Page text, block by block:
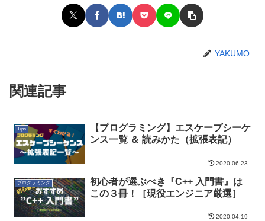
YAKUMO
関連記事
Tips
【プログラミング】エスケープシーケ
ンス一覧 ＆ 読みかた（拡張表記）
2020.06.23
プログラミング
初心者が選ぶべき『C++ 入門書』は
この３冊！［現役エンジニア厳選］
2020.04.19